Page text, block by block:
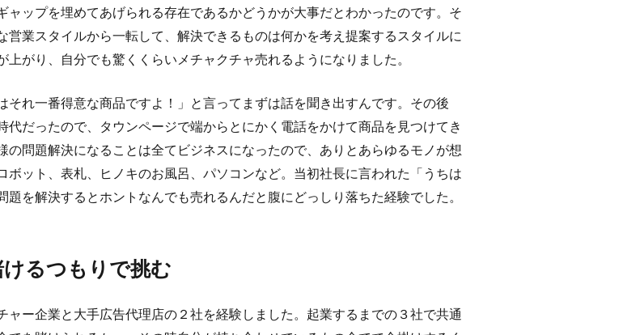
ップを埋めてあげられる存在であるかどうかが大事だとわかったのです。そ
業スタイルから一転して、解決できるものは何かを考え提案するスタイルに
がり、自分でも驚くくらいメチャクチャ売れるようになりました。
れ一番得意な商品ですよ！」と言ってまずは話を聞き出すんです。その後
だったので、タウンページで端からとにかく電話をかけて商品を見つけてき
問題解決になることは全てビジネスになったので、ありとあらゆるモノが想
ット、表札、ヒノキのお風呂、パソコンなど。当初社長に言われた「うちは
を解決するとホントなんでも売れるんだと腹にどっしり落ちた経験でした。
るつもりで挑む
ー企業と大手広告代理店の２社を経験しました。起業するまでの３社で共通